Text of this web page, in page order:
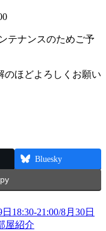
テナンスのためご予
のほどよろしくお願い
Bluesky
18:30-21:00/8月30日
屋紹介